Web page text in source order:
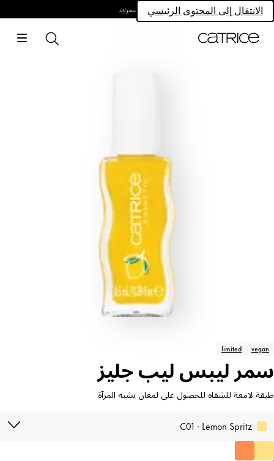
الانتقال إلى المحتوى الرئيسيامتلكي سحركِ.
vegan
limited
سمر ليبس ليب جليز
طبقة لامعة للشفاه للحصول على لمعان يشبه المرآة
C01 · Lemon Spritz